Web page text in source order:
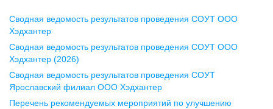
Воронеж
ул. Комиссаржевской, д. 10,
офис 1212
+7 473 280-05-05
pr@vrn.hh.ru
Сводная ведомость результатов проведения СОУТ ООО
Хэдхантер
Сводная ведомость результатов проведения СОУТ ООО
Хэдхантер (2026)
Сводная ведомость результатов проведения СОУТ
Ярославский филиал ООО Хэдхантер
Перечень рекомендуемых мероприятий по улучшению